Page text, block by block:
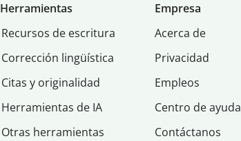
Herramientas
Recursos de escritura
Corrección lingüística
Citas y originalidad
Herramientas de IA
Otras herramientas
Empresa
Acerca de
Privacidad
Empleos
Centro de ayuda
Contáctanos